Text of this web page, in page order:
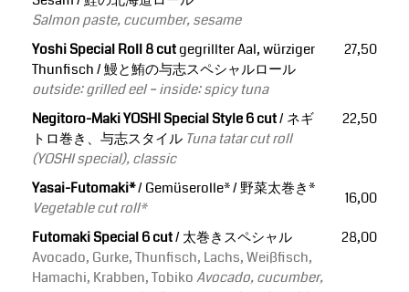
Salmon paste, cucumber, sesame
Yoshi Special Roll 8 cutgegrillter Aal, würziger
Thunfisch /鰻と鮪の与志スペシャルロール
outside: grilled eel – inside: spicy tuna
27,50
Negitoro-Maki YOSHI Special Style 6 cut/ ネギ
トロ巻き、与志スタイル Tuna tatar cut roll
(YOSHI special), classic
22,50
Yasai-Futomaki*/ Gemüserolle* / 野菜太巻き*
Vegetable cut roll*
16,00
Futomaki Special 6 cut/ 太巻きスペシャル
Avocado, Gurke, Thunfisch, Lachs, Weißfisch,
Hamachi, Krabben, TobikoAvocado, cucumber,
28,00